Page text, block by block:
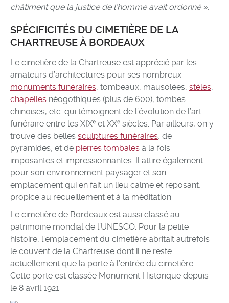
châtiment que la justice de l’homme avait ordonné ».
SPÉCIFICITÉS DU CIMETIÈRE DE LA
CHARTREUSE À BORDEAUX
Le cimetière de la Chartreuse est apprécié par les
amateurs d’architectures pour ses nombreux
monuments funéraires, tombeaux, mausolées, stèles,
chapelles néogothiques (plus de 600), tombes
chinoises, etc. qui témoignent de l’évolution de l’art
funéraire entre les XIXᵉ et XXᵉ siècles. Par ailleurs, on y
trouve des belles sculptures funéraires, de
pyramides, et de pierres tombales à la fois
imposantes et impressionnantes. Il attire également
pour son environnement paysager et son
emplacement qui en fait un lieu calme et reposant,
propice au recueillement et à la méditation.
Le cimetière de Bordeaux est aussi classé au
patrimoine mondial de l’UNESCO. Pour la petite
histoire, l’emplacement du cimetière abritait autrefois
le couvent de la Chartreuse dont il ne reste
actuellement que la porte à l’entrée du cimetière.
Cette porte est classée Monument Historique depuis
le 8 avril 1921.